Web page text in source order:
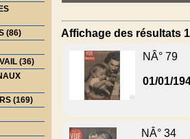
(86)
(36)
(169)
Affichage des résultats
NÂ° 79
01/01/
NÂ° 34